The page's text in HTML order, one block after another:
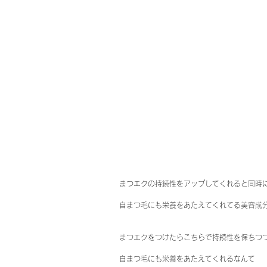
まつエクの持続性をアップしてくれると同時
自まつ毛にも栄養をあたえてくれてる美容成
まつエクをつけたらこちらで持続性を保ちつ
自まつ毛にも栄養をあたえてくれるなんて